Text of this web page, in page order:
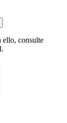
ello, consulte